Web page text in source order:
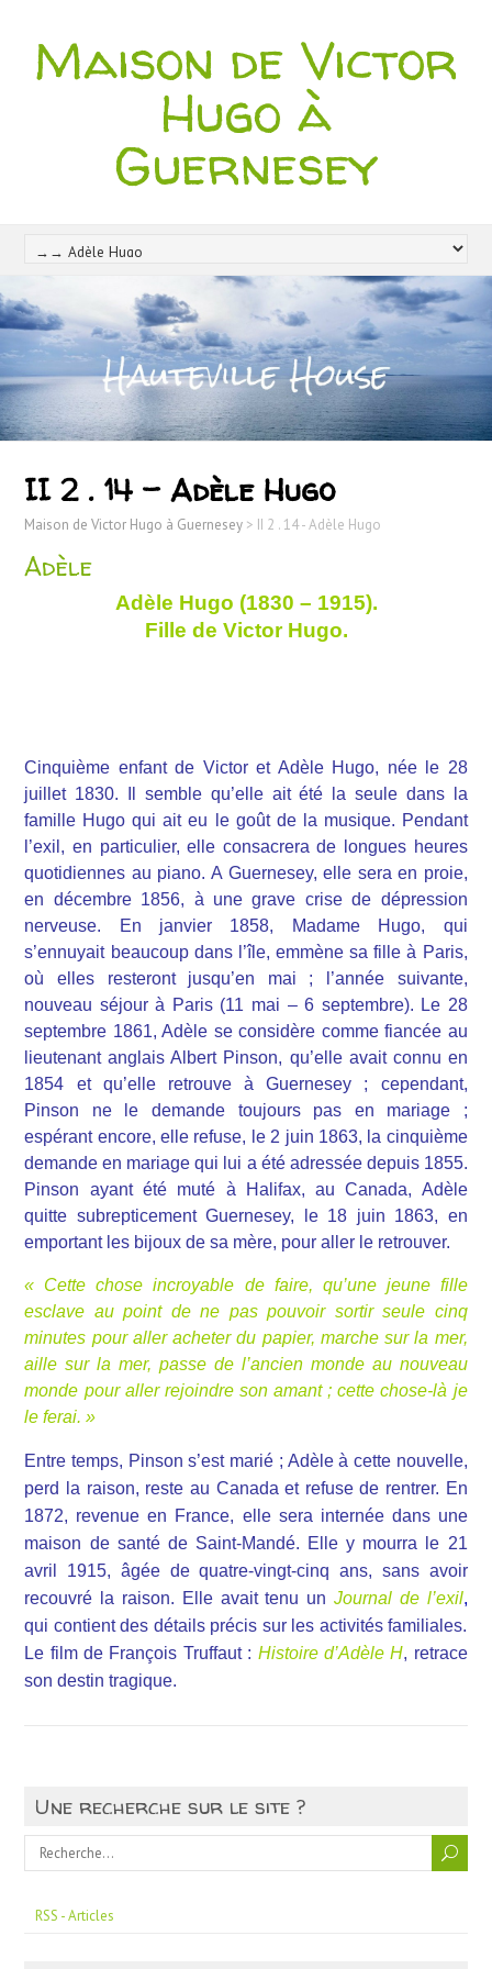
Maison de Victor
Hugo à
Guernesey
II 2 . 14 – Adèle Hugo
Maison de Victor Hugo à Guernesey > II 2 . 14 - Adèle Hugo
Adèle
Adèle Hugo (1830 – 1915).
Fille de Victor Hugo.
Cinquième enfant de Victor et Adèle Hugo, née le 28
juillet 1830. Il semble qu’elle ait été la seule dans la
famille Hugo qui ait eu le goût de la musique. Pendant
l’exil, en particulier, elle consacrera de longues heures
quotidiennes au piano. A Guernesey, elle sera en proie,
en décembre 1856, à une grave crise de dépression
nerveuse. En janvier 1858, Madame Hugo, qui
s’ennuyait beaucoup dans l’île, emmène sa fille à Paris,
où elles resteront jusqu’en mai ; l’année suivante,
nouveau séjour à Paris (11 mai – 6 septembre). Le 28
septembre 1861, Adèle se considère comme fiancée au
lieutenant anglais Albert Pinson, qu’elle avait connu en
1854 et qu’elle retrouve à Guernesey ; cependant,
Pinson ne le demande toujours pas en mariage ;
espérant encore, elle refuse, le 2 juin 1863, la cinquième
demande en mariage qui lui a été adressée depuis 1855.
Pinson ayant été muté à Halifax, au Canada, Adèle
quitte subrepticement Guernesey, le 18 juin 1863, en
emportant les bijoux de sa mère, pour aller le retrouver.
« Cette chose incroyable de faire, qu’une jeune fille
esclave au point de ne pas pouvoir sortir seule cinq
minutes pour aller acheter du papier, marche sur la mer,
aille sur la mer, passe de l’ancien monde au nouveau
monde pour aller rejoindre son amant ; cette chose-là je
le ferai. »
Entre temps, Pinson s’est marié ; Adèle à cette nouvelle,
perd la raison, reste au Canada et refuse de rentrer. En
1872, revenue en France, elle sera internée dans une
maison de santé de Saint-Mandé. Elle y mourra le 21
avril 1915, âgée de quatre-vingt-cinq ans, sans avoir
recouvré la raison. Elle avait tenu un Journal de l’exil,
qui contient des détails précis sur les activités familiales.
Le film de François Truffaut : Histoire d’Adèle H, retrace
son destin tragique.
Une recherche sur le site ?
RSS - Articles